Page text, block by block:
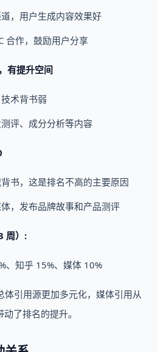
，用户生成内容效果好
合作，鼓励用户分享
有提升空间
术背书弱
评、成分分析等内容
书，这是排名不高的主要原因
，发布品牌故事和产品测评
周）:
、知乎 15%、媒体 10%
体引用源更加多元化，媒体引用从
了排名的提升。